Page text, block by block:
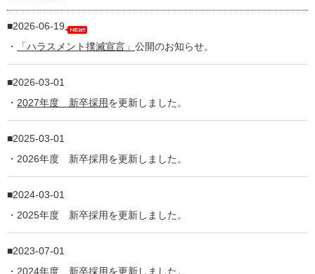
2026-06-19
・
「ハラスメント撲滅宣言」 公開のお知らせ。
2026-03-01
・ 2027年度 新卒採用を更新しました。
2025-03-01
・2026年度 新卒採用を更新しました。
2024-03-01
・2025年度 新卒採用を更新しました。
2023-07-01
・2024年度 新卒採用を更新しました。